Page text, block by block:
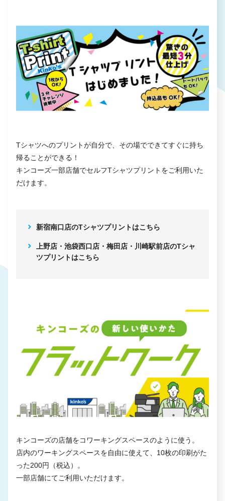
Tシャツへのプリントが自分で、その場でできてすぐに持ち
帰ることができる！
キンコーズ一部店舗でセルフTシャツプリントをご利用いた
だけます。
新宿南口店のTシャツプリントはこちら
上野店・池袋西口店・梅田店・川崎駅前店のTシャ
ツプリントはこちら
キンコーズの店舗をコワーキングスペースのように使う。
店内のワーキングスペースを自由に使えて、10枚の印刷がた
った200円（税込）。
一部店舗にてご利用いただけます。